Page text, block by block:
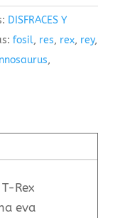
DISFRACES Y
fosil, res, rex, rey,
,
Rex
eva